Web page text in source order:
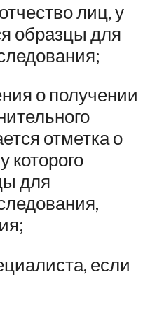
лиц, у
образцы для
о получении
отметка о
которого
для
если